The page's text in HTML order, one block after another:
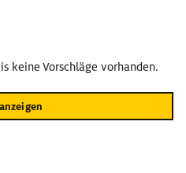
keine Vorschläge vorhanden.